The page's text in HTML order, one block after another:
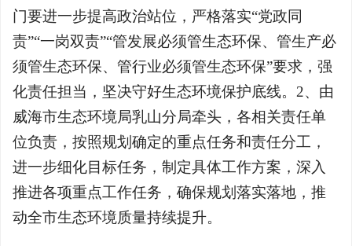
门要进一步提高政治站位，严格落实“党政同
责”“一岗双责”“管发展必须管生态环保、管生产必
须管生态环保、管行业必须管生态环保”要求，强
化责任担当，坚决守好生态环境保护底线。2、由
威海市生态环境局乳山分局牵头，各相关责任单
位负责，按照规划确定的重点任务和责任分工，
进一步细化目标任务，制定具体工作方案，深入
推进各项重点工作任务，确保规划落实落地，推
动全市生态环境质量持续提升。